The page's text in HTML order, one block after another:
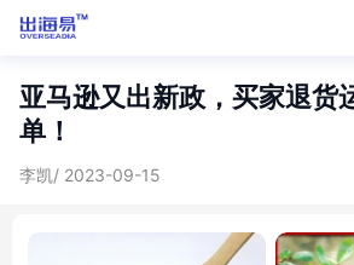
亚马逊又出新政，买家退货
单！
李凯/ 2023-09-15